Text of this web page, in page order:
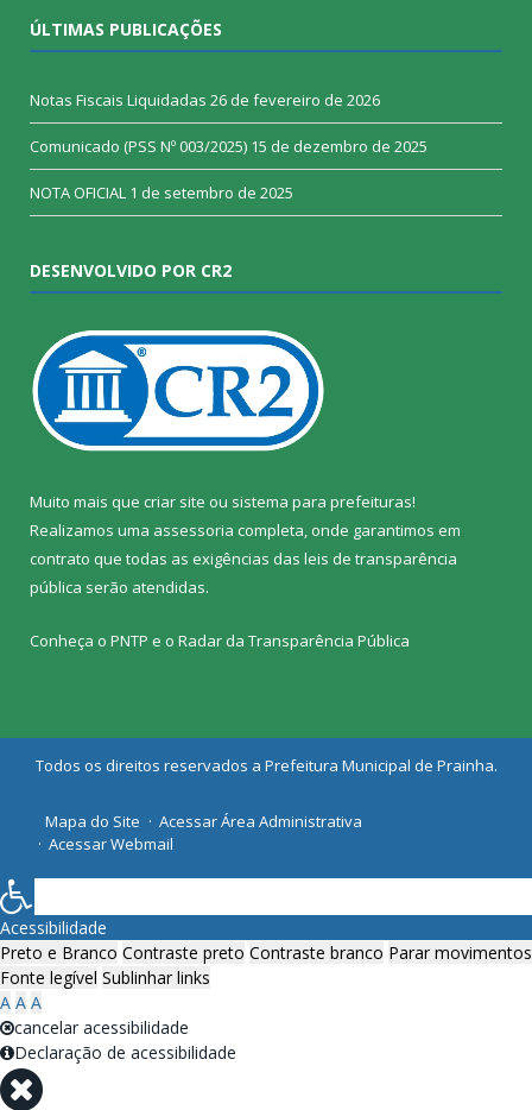
ÚLTIMAS PUBLICAÇÕES
Notas Fiscais Liquidadas 26 de fevereiro de 2026
Comunicado (PSS Nº 003/2025) 15 de dezembro de 2025
NOTA OFICIAL 1 de setembro de 2025
DESENVOLVIDO POR CR2
Muito mais que criar site ou sistema para prefeituras!
Realizamos uma assessoria completa, onde garantimos em
contrato que todas as exigências das leis de transparência
pública serão atendidas.
Conheça o PNTP e o Radar da Transparência Pública
Todos os direitos reservados a Prefeitura Municipal de Prainha.
Mapa do Site
Acessar Área Administrativa
Acessar Webmail
Acessibilidade
Preto e Branco Contraste preto Contraste branco Parar movimentos
Fonte legível Sublinhar links
A A A
cancelar acessibilidade
Declaração de acessibilidade